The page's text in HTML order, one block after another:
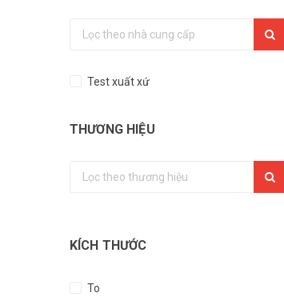
Test xuất xứ
THƯƠNG HIỆU
KÍCH THƯỚC
To